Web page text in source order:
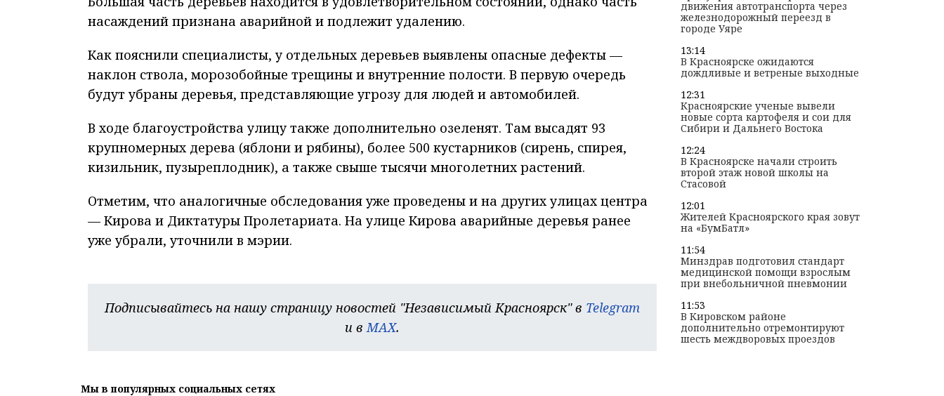
насаждений признана аварийной и подлежит удалению.
Как пояснили специалисты, у отдельных деревьев выявлены опасные дефекты —
наклон ствола, морозобойные трещины и внутренние полости. В первую очередь
будут убраны деревья, представляющие угрозу для людей и автомобилей.
В ходе благоустройства улицу также дополнительно озеленят. Там высадят 93
крупномерных дерева (яблони и рябины), более 500 кустарников (сирень, спирея,
кизильник, пузыреплодник), а также свыше тысячи многолетних растений.
Отметим, что аналогичные обследования уже проведены и на других улицах центра
— Кирова и Диктатуры Пролетариата. На улице Кирова аварийные деревья ранее
уже убрали, уточнили в мэрии.
Подписывайтесь на нашу страницу новостей "Независимый Красноярск" в Telegram
и в MAX.
Мы в популярных социальных сетях
движения автотранспорта через
железнодорожный переезд в
городе Уяре
13:14
В Красноярске ожидаются
дождливые и ветреные выходные
12:31
Красноярские ученые вывели
новые сорта картофеля и сои для
Сибири и Дальнего Востока
12:24
В Красноярске начали строить
второй этаж новой школы на
Стасовой
12:01
Жителей Красноярского края зовут
на «БумБатл»
11:54
Минздрав подготовил стандарт
медицинской помощи взрослым
при внебольничной пневмонии
11:53
В Кировском районе
дополнительно отремонтируют
шесть междворовых проездов